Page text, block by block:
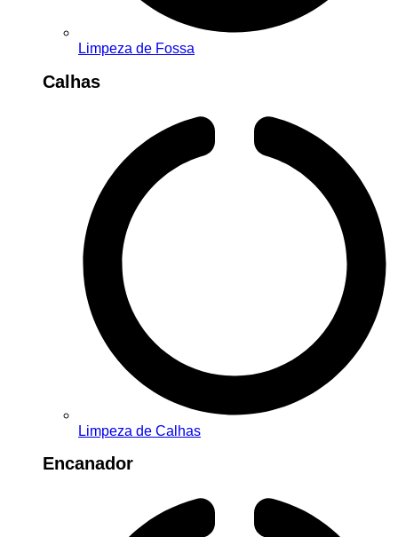
Limpeza de Fossa
Calhas
Limpeza de Calhas
Encanador